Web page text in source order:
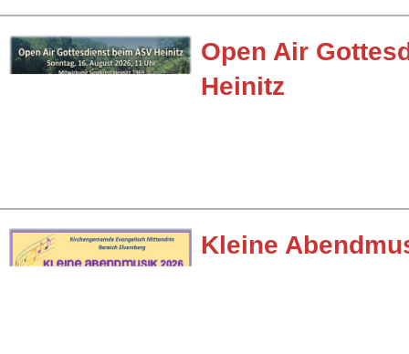
Open Air
Heinitz
Kleine